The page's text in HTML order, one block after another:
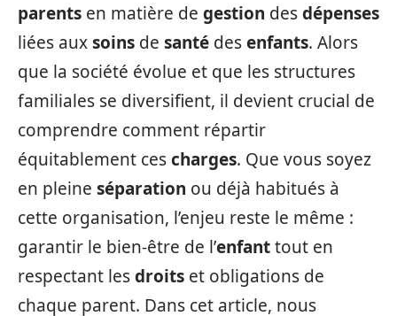
parents en matière de gestion desdépenses
liées auxsoins de santé desenfants. Alors
que la société évolue et que les structures
familiales se diversifient, il devient crucial de
comprendre comment répartir
équitablement cescharges. Que vous soyez
en pleine séparation ou déjà habitués à
cette organisation, l’enjeu reste le même :
garantir le bien-être de l’enfanttout en
respectant lesdroits et obligations de
chaque parent. Dans cet article, nous